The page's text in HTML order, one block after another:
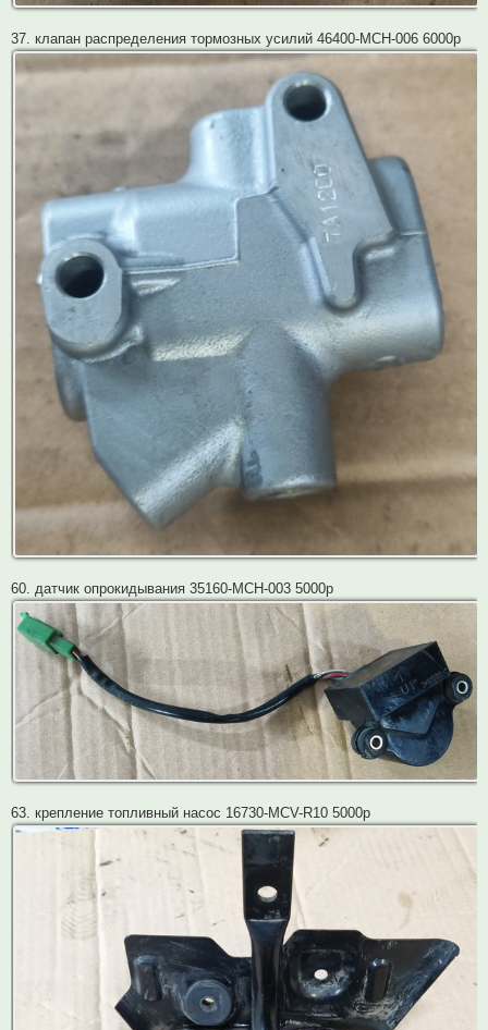
37. клапан распределения тормозных усилий 46400-MCH-006 6000р
60. датчик опрокидывания 35160-MCH-003 5000р
63. крепление топливный насос 16730-MCV-R10 5000р